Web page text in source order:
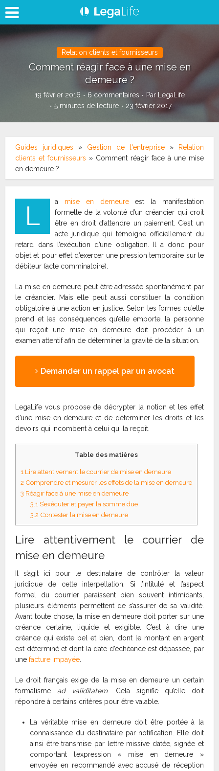
Relation clients et fournisseurs
Comment réagir face à une mise en
demeure ?
19 février 2016 6 commentaires Par
LegaLife
5 minutes de lecture
23 février 2017
Guides juridiques » Gestion de l'entreprise»
Relation
clients et fournisseurs » Comment réagir face à une mise
en demeure ?
L a mise en demeureest la manifestation
formelle de la volonté d’un créancier qui croit
être en droit d’attendre un paiement. C’est un
acte juridique qui témoigne officiellement du
retard dans l’exécution d’une obligation. Il a donc pour
objet et pour effet d’exercer une pression temporaire sur le
débiteur (acte comminatoire).
La mise en demeure peut être adressée spontanément par
le créancier. Mais elle peut aussi constituer la condition
obligatoire à une action en justice. Selon les formes qu’elle
prend et les conséquences qu’elle emporte, la personne
qui reçoit une mise en demeure doit procéder à un
examen attentif afin de déterminer la gravité de la situation.
Demander un rappel par un avocat
LegaLife vous propose de décrypter la notion et les effet
d’une mise en demeure et de déterminer les droits et les
devoirs qui incombent à celui qui la reçoit.
Table des matières
1 Lire attentivement le courrier de mise en demeure
2 Comprendre et mesurer les effets de la mise en demeure
3 Réagir face à une mise en demeure
3.1S’exécuter et payer la somme due
3.2 Contester la mise en demeure
Lire attentivement le courrier de
mise en demeure
Il s’agit ici pour le destinataire de contrôler la valeur
juridique de cette interpellation. Si l’intitulé et l’aspect
formel du courrier paraissent bien souvent intimidants,
plusieurs éléments permettent de s’assurer de sa validité.
Avant toute chose, la mise en demeure doit porter sur une
créance certaine, liquide et exigible. C’est à dire une
créance qui existe bel et bien, dont le montant en argent
est déterminé et dont la date d’échéance est dépassée, par
unefacture impayée.
Le droit français exige de la mise en demeure un certain
formalisme ad validitatem. Cela signifie qu’elle doit
répondre à certains critères pour être valable.
La véritable mise en demeure doit être portée à la
connaissance du destinataire par notification. Elle doit
ainsi être transmise par lettre missive datée, signée et
comportant l’expression « mise en demeure »
envoyée en recommandé avec accusé de réception